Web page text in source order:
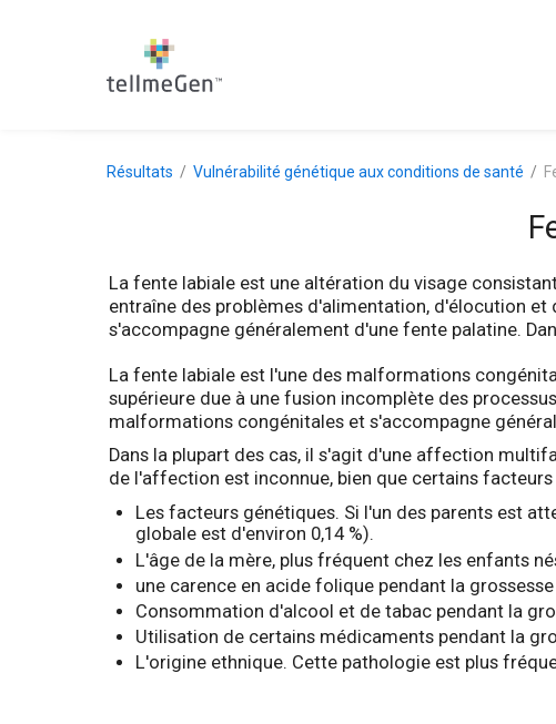
Résultats Vulnérabilité génétique aux conditions de santé
La fente labiale est une altération du visage
entraîne des problèmes d'alimentation, d'élocution et
s'accompagne généralement d'une fente palatine.
La fente labiale est l'une des malformations
supérieure due à une fusion incomplète des
malformations congénitales et s'accompagne
Dans la plupart des cas, il s'agit d'une affection
de l'affection est inconnue, bien que certains
Les facteurs génétiques. Si l'un des parents est
globale est d'environ 0,14 %).
L'âge de la mère, plus fréquent chez les enfants
une carence en acide folique pendant la grossesse
Consommation d'alcool et de tabac pendant la
Utilisation de certains médicaments pendant la
L'origine ethnique. Cette pathologie est plus